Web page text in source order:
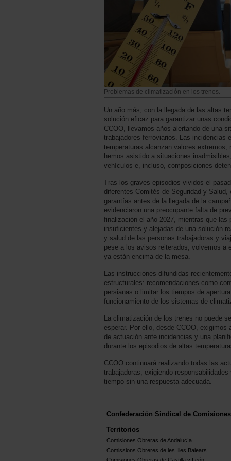
Problemas de climatización en los trenes.
Un año más, con la llegada de las altas
solución eficaz para garantizar unas
CCOO, llevamos años alertando de una
trabajadores ferroviarios. Las incidencias
temperaturas alcanzan valores
hemos asistido a situaciones
vehículos e, incluso, composiciones
Tras los graves episodios vividos el
diferentes Comités de Seguridad y
garantías antes de la llegada de la
evidenciaron una preocupante falta de
finalización el año 2027, mientras que
insuficientes y alejadas de una solución
y salud de las personas trabajadoras y
pese a los avisos reiterados, volvemos a
ya están encima de la mesa.
Las instrucciones difundidas
estructurales: recomendaciones como
persianas o limitar los tiempos de
funcionamiento de los sistemas de
La climatización de los trenes no puede
esperar. Por ello, desde CCOO,
de actuación ante incidencias y una
durante los episodios de altas
CCOO continuará realizando todas las
trabajadoras, exigiendo
tiempo sin una respuesta adecuada.
Confederación Sindical de
Territorios
Comisiones Obreras de Andalucía
Comissions Obreres de les Illes Balears